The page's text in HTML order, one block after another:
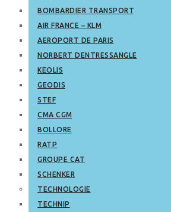
BOMBARDIER TRANSPORT
AIR FRANCE – KLM
AEROPORT DE PARIS
NORBERT DENTRESSANGLE
KEOLIS
GEODIS
STEF
CMA CGM
BOLLORE
RATP
GROUPE CAT
SCHENKER
TECHNOLOGIE
TECHNIP